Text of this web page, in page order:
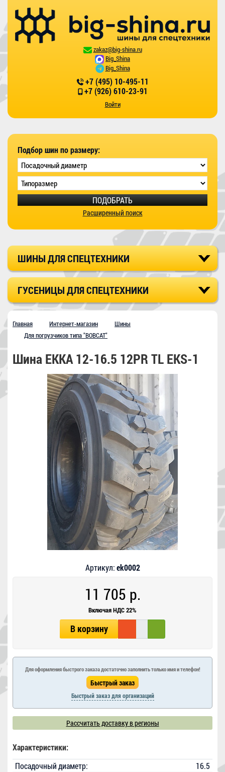
zakaz@big-shina.ru
Big_Shina
Big_Shina
+7 (495) 10-495-11
+7 (926) 610-23-91
Войти
ШИНЫ ДЛЯ СПЕЦТЕХНИКИ
ГУСЕНИЦЫ ДЛЯ СПЕЦТЕХНИКИ
Подбор шин по размеру:
ПОДОБРАТЬ
Расширенный поиск
Главная Интернет-магазин
Шины
Для погрузчиков типа "BOBCAT"
Шина EKKA 12-16.5 12PR TL EKS-1
Артикул:ek0002
11 705 р.
Включая НДС 22%
В корзину
Для оформления быстрого заказа достаточно заполнить только имя и телефон!
Быстрый заказ для организаций
Рассчитать доставку в регионы
Характеристики:
Посадочный диаметр:
16.5